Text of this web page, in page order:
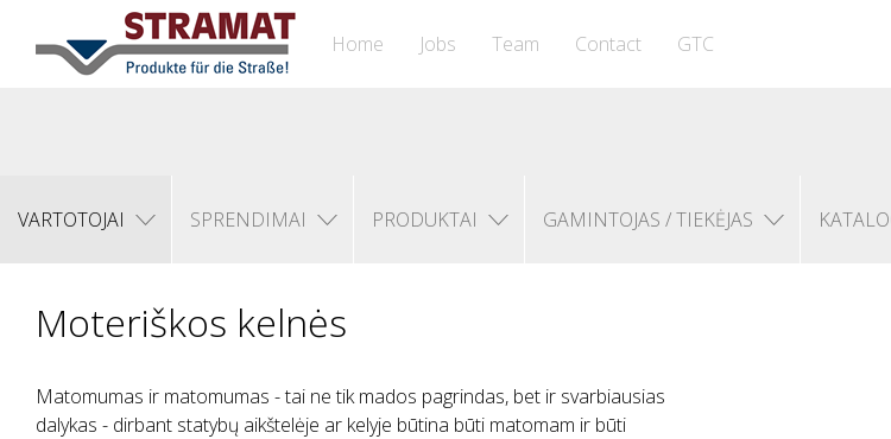
Home Jobs Team Contact GTC
VARTOTOJAI SPRENDIMAI PRODUKTAI GAMINTOJAS / TIEKĖJAS
Moteriškos kelnės
Matomumas ir matomumas - tai ne tik mados pagrindas, bet ir svarbiausias
dalykas - dirbant statybų aikštelėje ar kelyje būtina būti matomam ir būti